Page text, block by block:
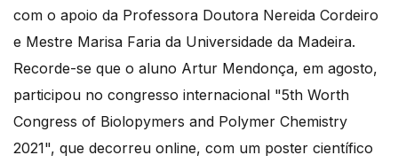
com o apoio da Professora Doutora Nereida Cordeiro
e Mestre Marisa Faria da Universidade da Madeira.
Recorde-se que o aluno Artur Mendonça, em agosto,
participou no congresso internacional "5th Worth
Congress of Biolopymers and Polymer Chemistry
2021", que decorreu online, com um poster científico